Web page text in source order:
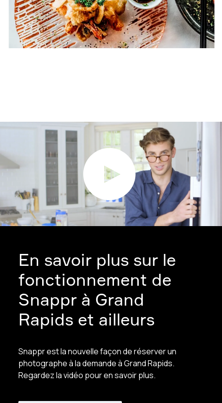
En savoir plus sur le
fonctionnement de
Snappr à Grand
Rapids et ailleurs
Snappr est la nouvelle façon de réserver un
photographe à la demande à Grand Rapids.
Regardez la vidéo pour en savoir plus.